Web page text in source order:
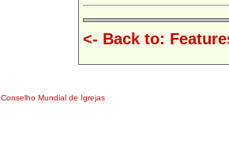
<- Back to:
Conselho Mundial de Igrejas